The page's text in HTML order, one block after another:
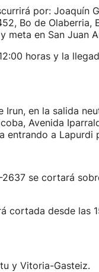
por: Joaquín
Bo de Olaberria,
meta en San Juan
horas y la
en la salida
Avenida
entrando a Lapurdi
se cortará
cortada desde las
y Vitoria-Gasteiz.